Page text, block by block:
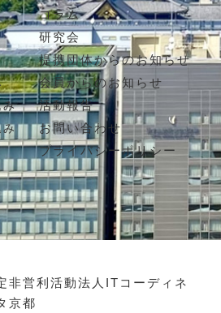
み
コラム
研究会
提携団体からのお知らせ
会員からのお知らせ
活動報告
お問い合わせ
プライバシーポリシー
非営利活動法人ITコーディネ
京都